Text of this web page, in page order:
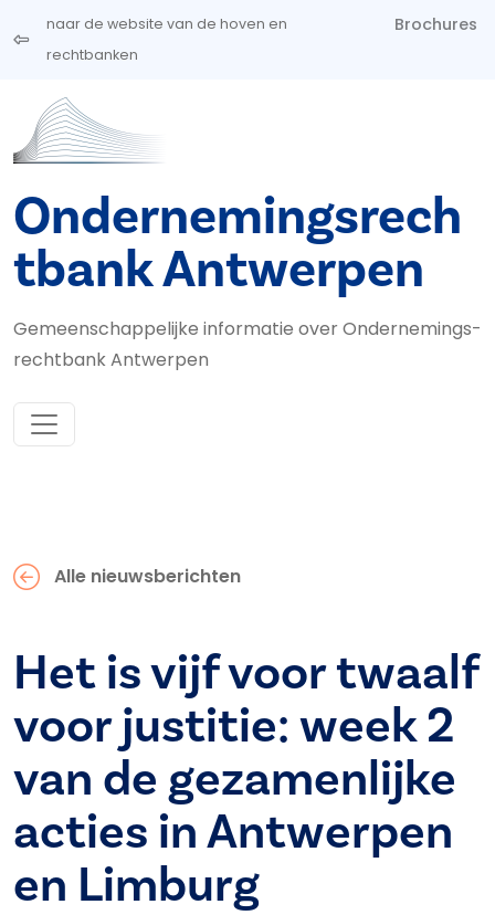
Overslaan en naar de inhoud gaan
naar de website van de hoven en
rechtbanken
Brochures
Ondernemingsrech
tbank Antwerpen
Gemeenschappelijke informatie over Ondernemings­
rechtbank Antwerpen
Alle nieuwsberichten
Het is vijf voor twaalf
voor justitie: week 2
van de gezamenlijke
acties in Antwerpen
en Limburg